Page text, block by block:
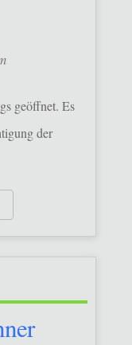
geöffnet. Es
der